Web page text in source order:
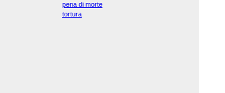
pena di morte
tortura